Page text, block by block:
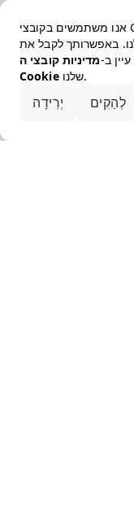
אנו משתמשים בקובצי Cookie שלנו ושל צד שלישי כדי לנתח את
באפשרותך לקבל את
ב-מדיניות קובצי ה-
Cookie
שלנו.
יְרִידָה לְהַקִים